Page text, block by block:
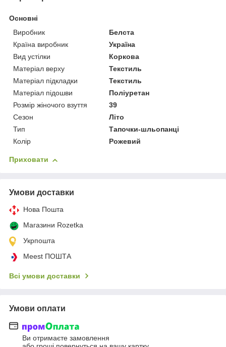
Основні
Виробник
Белста
Країна виробник
Україна
Вид устілки
Коркова
Матеріал верху
Текстиль
Матеріал підкладки
Текстиль
Матеріал підошви
Поліуретан
Розмір жіночого взуття
39
Сезон
Літо
Тип
Тапочки-шльопанці
Колір
Рожевий
Приховати
Умови доставки
Нова Пошта
Магазини Rozetka
Укрпошта
Meest ПОШТА
Всі умови доставки
Умови оплати
Ви отримаєте замовлення